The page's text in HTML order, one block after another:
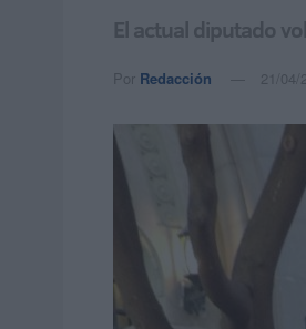
El actual diputado
Por Redacción 21/04/